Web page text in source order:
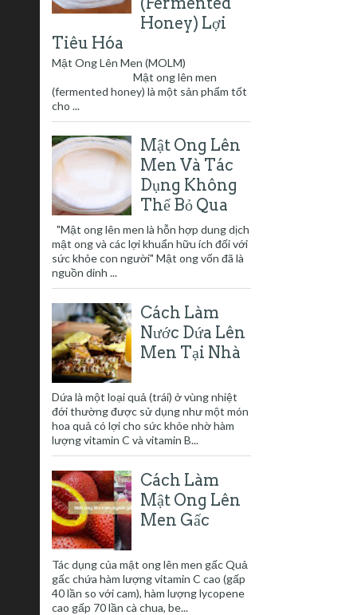
Honey) Lợi
Tiêu Hóa
Mật Ong Lên Men (MOLM)
Mật ong lên men
(fermented honey) là một sản phẩm tốt
cho ...
Mật Ong Lên
Men Và Tác
Dụng Không
Thể Bỏ Qua
"Mật ong lên men là hỗn hợp dung dịch
mật ong và các lợi khuẩn hữu ích đối với
sức khỏe con người" Mật ong vốn đã là
nguồn dinh ...
Cách Làm
Nước Dứa Lên
Men Tại Nhà
Dứa là một loại quả (trái) ở vùng nhiệt
đới thường được sử dụng như một món
hoa quả có lợi cho sức khỏe nhờ hàm
lượng vitamin C và vitamin B...
Cách Làm
Mật Ong Lên
Men Gấc
Tác dụng của mật ong lên men gấc Quả
gấc chứa hàm lượng vitamin C cao (gấp
40 lần so với cam), hàm lượng lycopene
cao gấp 70 lần cà chua, be...